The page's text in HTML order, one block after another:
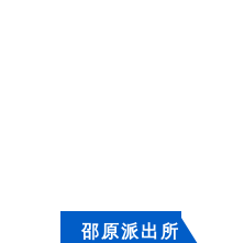
邵原派出所